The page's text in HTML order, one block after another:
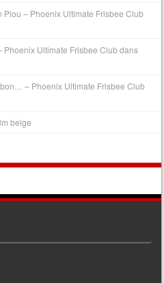
Piou – Phoenix Ultimate Frisbee Club
Phoenix Ultimate Frisbee Clubdans
– Phoenix Ultimate Frisbee Club
belge